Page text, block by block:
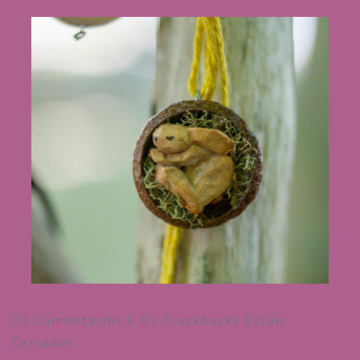
Os Comentarios E Os Trackbacks Están
Cerrados.